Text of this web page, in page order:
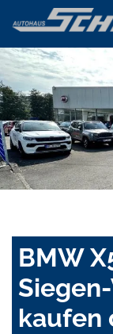
BMW
kaufen